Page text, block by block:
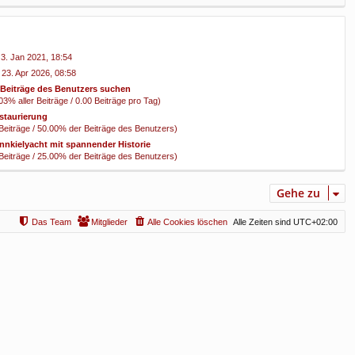
Jan 2021, 18:54
23. Apr 2026, 08:58
Beiträge des Benutzers suchen
aller Beiträge / 0.00 Beiträge pro Tag)
/ 50.00% der Beiträge des Benutzers)
mit spannender Historie
/ 25.00% der Beiträge des Benutzers)
Gehe zu
Alle Zeiten sind UTC+02:00
Alle Cookies löschen
Mitglieder
Das Team